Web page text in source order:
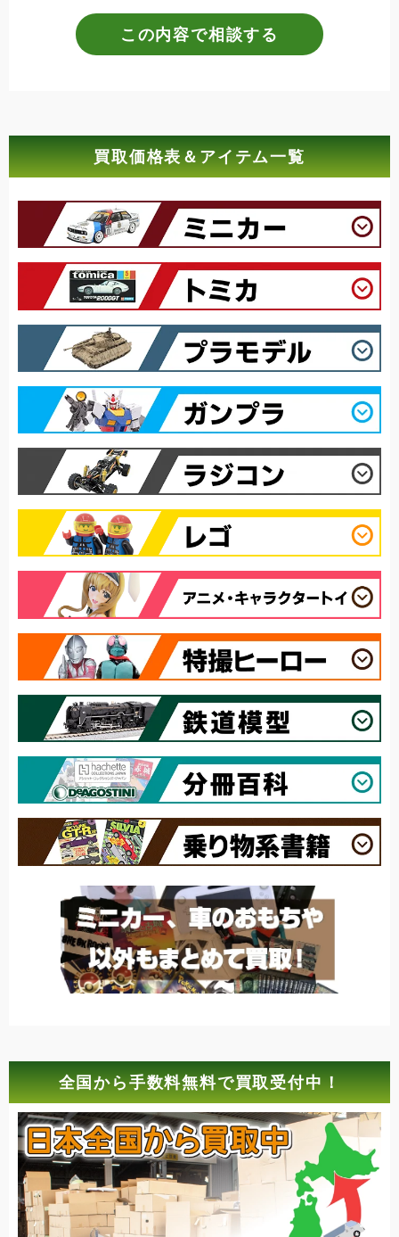
この内容で相談する
買取価格表＆アイテム一覧
全国から手数料無料で買取受付中！